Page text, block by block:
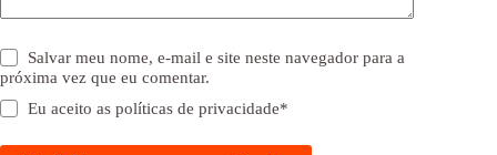
Salvar meu nome, e-mail e site neste navegador para a
próxima vez que eu comentar.
Eu aceito aspolíticas de privacidade*